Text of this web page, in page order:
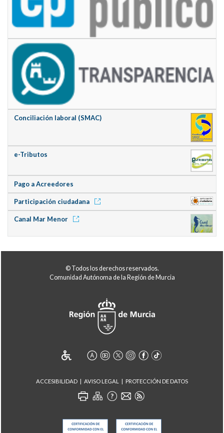
Conciliación laboral (SMAC)
e-Tributos
Pago a Acreedores
Participación ciudadana
Canal Mar Menor
© Todos los derechos reservados.
Comunidad Autónoma de la Región de Murcia
ACCESIBILIDAD AVISO LEGAL PROTECCIÓN DE DATOS